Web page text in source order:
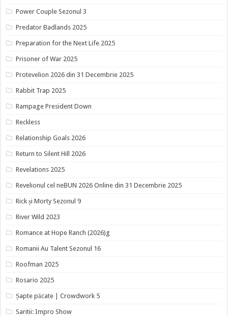
Power Couple Sezonul 3
Predator Badlands 2025
Preparation for the Next Life 2025
Prisoner of War 2025
Protevelion 2026 din 31 Decembrie 2025
Rabbit Trap 2025
Rampage President Down
Reckless
Relationship Goals 2026
Return to Silent Hill 2026
Revelations 2025
Revelionul cel neBUN 2026 Online din 31 Decembrie 2025
Rick și Morty Sezonul 9
River Wild 2023
Romance at Hope Ranch (2026)g
Romanii Au Talent Sezonul 16
Roofman 2025
Rosario 2025
Șapte păcate | Crowdwork 5
Saritii: Impro Show